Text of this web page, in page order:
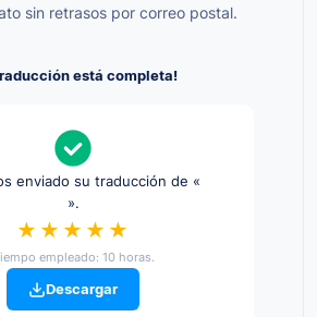
sin retrasos por correo postal.
está completa!
enviado su traducción de «
».
★★★★★
empleado: 10 horas.
Descargar